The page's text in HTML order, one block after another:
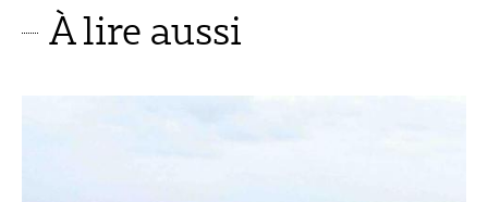
À lire aussi